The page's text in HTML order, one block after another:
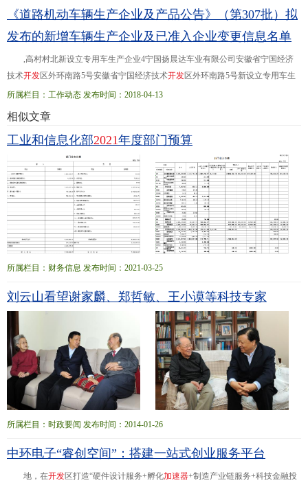
加速器、靶站、谱仪等方面取得了一系列重大突破。
如创新性地采用较低能量的直线加速器+快循环同步
《道路机动车辆生产企业及产品公告》（第307批）拟
发布的新增车辆生产企业及已准入企业变更信息名单
,高村村北新设立专用车生产企业4宁国扬晨达车业有限公司安徽省宁国经济
技术开发区外环南路5号安徽省宁国经济技术开发区外环南路5号新设立专用车生
产企业5安徽财富汽车有限公司安徽省 合 肥市
二层安徽...经济
汽车股份有限公司注册地址安徽省合肥市 葛淝路97号安徽省
所属栏目：工作动态 发布时间：2018-04-13
相似文章
工业和信息化部2021年度部门预算
所属栏目：财务信息 发布时间：2021-03-25
刘云山看望谢家麟、郑哲敏、王小谟等科技专家
所属栏目：时政要闻 发布时间：2014-01-26
中环电子“睿创空间”：搭建一站式创业服务平台
地，在开发区打造“硬件设计服务+孵化加速器+制造产业链服务+科技金融投